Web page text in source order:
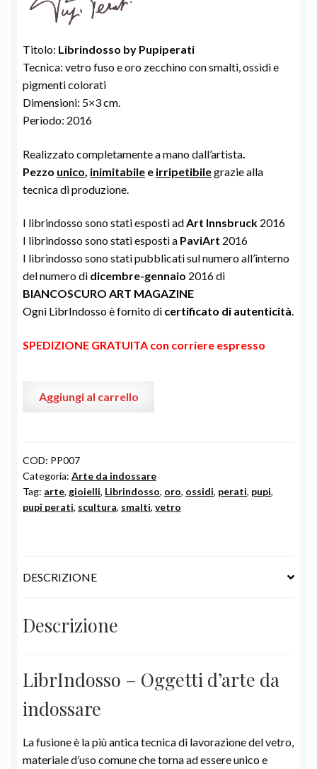
Titolo: Librindosso by Pupiperati
Tecnica: vetro fuso e oro zecchino con smalti, ossidi e
pigmenti colorati
Dimensioni: 5×3 cm.
Periodo: 2016
Realizzato completamente a mano dall’artista
Pezzo unico inimitabile e irripetibilegrazie alla
tecnica di produzione.
I librindosso sono stati esposti adArt Innsbruck 2016
I librindosso sono stati esposti a PaviArt 2016
I librindosso sono stati pubblicati sul numero all’interno
del numero di dicembre-gennaio 2016 di
BIANCOSCURO ART MAGAZINE
Ogni LibrIndosso è fornito di certificato di autenticità.
SPEDIZIONE GRATUITA con corriere espresso
quantità
Aggiungi al carrello
COD: PP007
Categoria: Arte da indossare
Tag: arte, gioielli, Librindosso, oro, ossidi, perati, pupi,
pupi perati, scultura, smalti, vetro
DESCRIZIONE
Descrizione
LibrIndosso – Oggetti d’arte da
indossare
La fusione è la più antica tecnica di lavorazione del vetro,
materiale d’uso comune che torna ad essere unico e